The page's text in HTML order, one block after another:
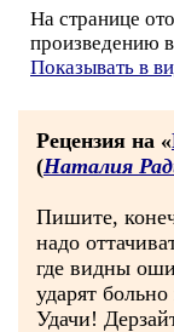
На странице
произведению
Показывать в
Рецензия на «
(Наталия
Пишите,
надо
где видны
ударят
Удачи!